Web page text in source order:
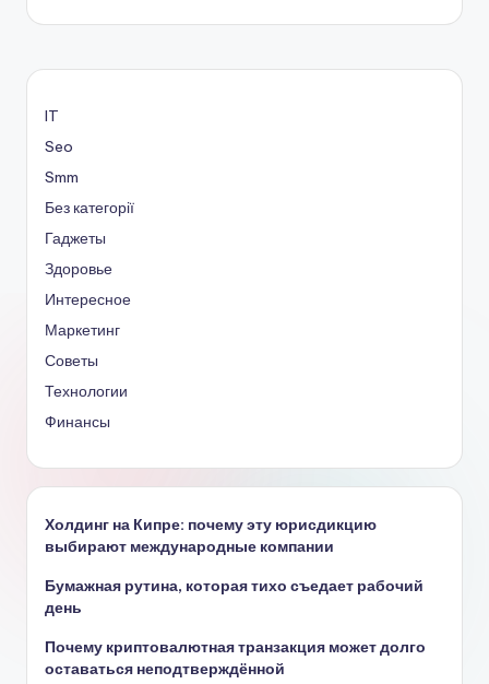
IT
Seo
Smm
Без категорії
Гаджеты
Здоровье
Интересное
Маркетинг
Советы
Технологии
Финансы
Холдинг на Кипре: почему эту юрисдикцию
выбирают международные компании
Бумажная рутина, которая тихо съедает рабочий
день
Почему криптовалютная транзакция может долго
оставаться неподтверждённой